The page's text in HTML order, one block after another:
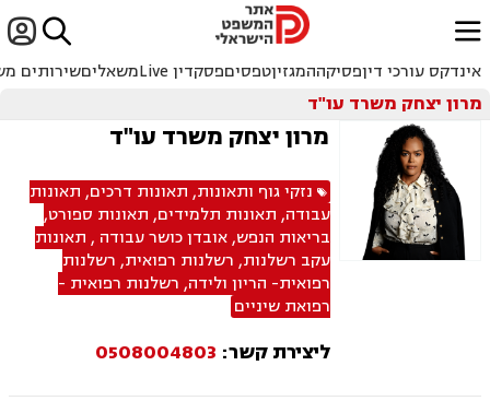

ﱐ
אינדקס עורכי דיןפסיקההמגזיןטפסיםפסקדין Live משאליםשירותים
מרון יצחק משרד עו"ד
מרון יצחק משרד עו"ד
נזקי גוף ותאונות, תאונות דרכים, תאונות
עבודה, תאונות תלמידים, תאונות ספורט,
בריאות הנפש,אובדן כושר עבודה , תאונות
עקב רשלנות, רשלנות רפואית, רשלנות
רפואית- הריון ולידה, רשלנות רפואית -
רפואת שיניים
ליצירת קשר: 0508004803